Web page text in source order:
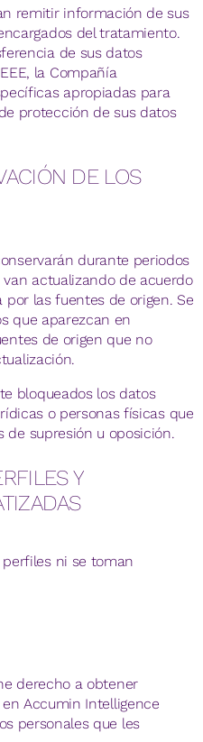
remitir información de sus
del tratamiento.
de sus datos
la Compañía
apropiadas para
protección de sus datos
DE LOS
durante periodos
actualizando de acuerdo
las fuentes de origen. Se
que aparezcan en
de origen que no
bloqueados los datos
o personas físicas que
de supresión u oposición.
Y
ni se toman
derecho a obtener
Accumin Intelligence
personales que les